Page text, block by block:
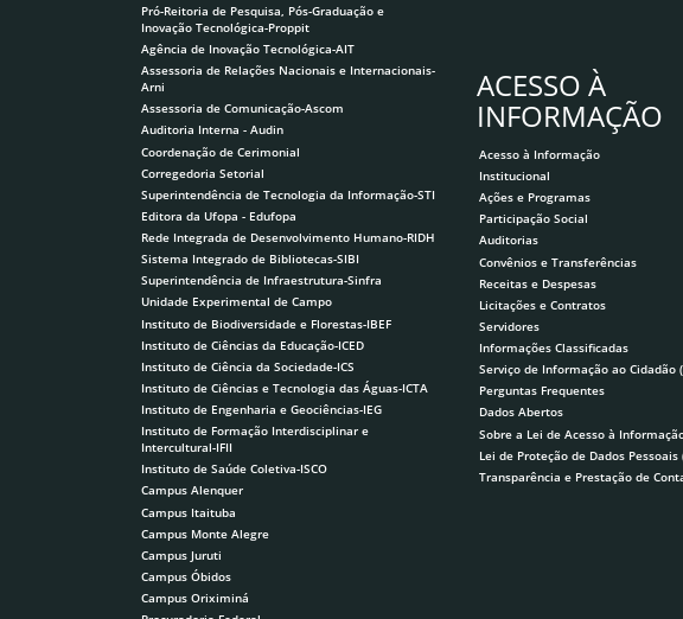
Pró-Reitoria de Pesquisa, Pós-Graduação e
Inovação Tecnológica-Proppit
Agência de Inovação Tecnológica-AIT
Assessoria de Relações Nacionais e Internacionais-
Arni
Assessoria de Comunicação-Ascom
Auditoria Interna - Audin
Coordenação de Cerimonial
Corregedoria Setorial
Superintendência de Tecnologia da Informação-STI
Editora da Ufopa - Edufopa
Rede Integrada de Desenvolvimento Humano-RIDH
Sistema Integrado de Bibliotecas-SIBI
Superintendência de Infraestrutura-Sinfra
Unidade Experimental de Campo
Instituto de Biodiversidade e Florestas-IBEF
Instituto de Ciências da Educação-ICED
Instituto de Ciência da Sociedade-ICS
Instituto de Ciências e Tecnologia das Águas-ICTA
Instituto de Engenharia e Geociências-IEG
Instituto de Formação Interdisciplinar e
Intercultural-IFII
Instituto de Saúde Coletiva-ISCO
Campus Alenquer
Campus Itaituba
Campus Monte Alegre
Campus Juruti
Campus Óbidos
Campus Oriximiná
ACESSO À
INFORMAÇÃO
Acesso à Informação
Institucional
Ações e Programas
Participação Social
Auditorias
Convênios e Transferências
Receitas e Despesas
Licitações e Contratos
Servidores
Informações Classificadas
Serviço de Informação ao Cidadão
Perguntas Frequentes
Dados Abertos
Sobre a Lei de Acesso à
Lei de Proteção de Dados Pessoais
Transparência e Prestação de